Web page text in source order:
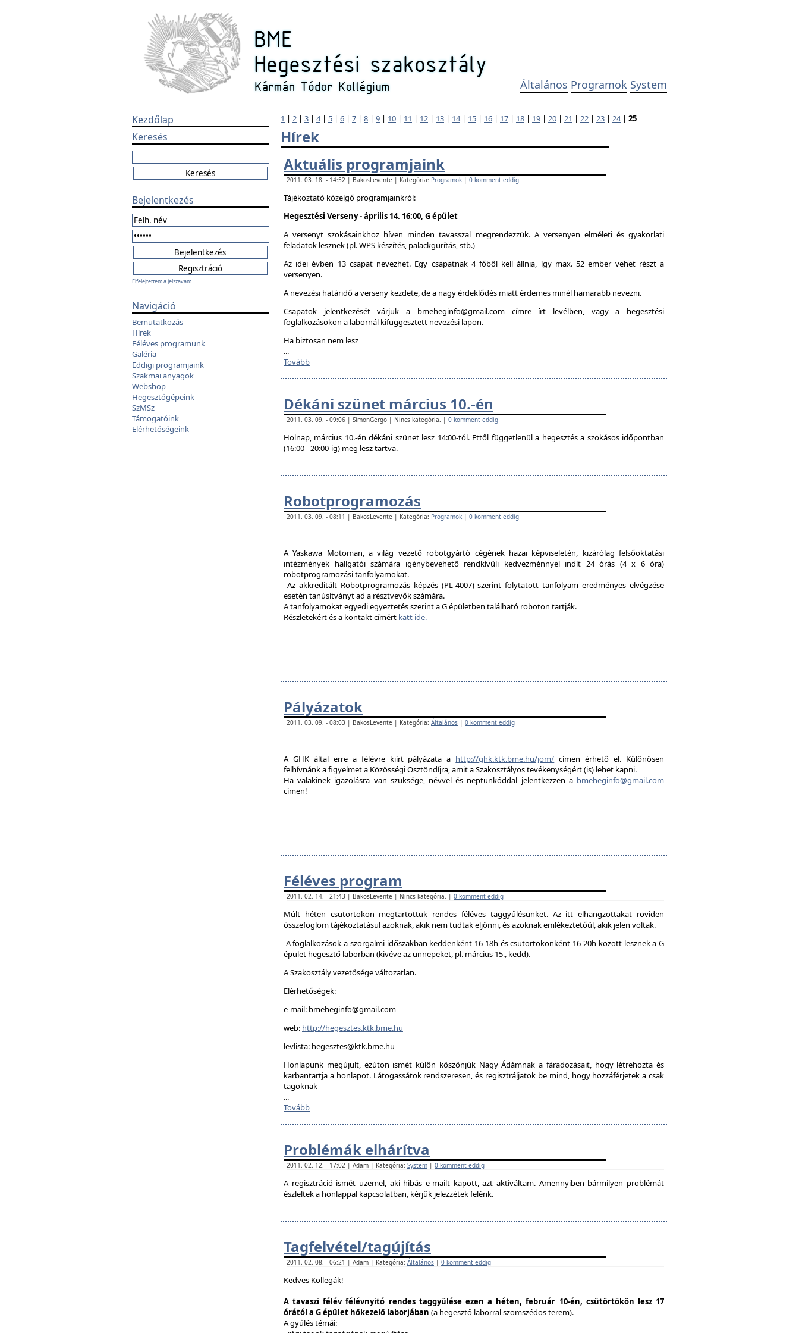
Általános Programok System
Kezdőlap
Keresés
Bejelentkezés
Elfelejtettem a jelszavam...
Navigáció
Bemutatkozás
Hírek
Féléves programunk
Galéria
Eddigi programjaink
Szakmai anyagok
Webshop
Hegesztőgépeink
SzMSz
Támogatóink
Elérhetőségeink
1 | 2 | 3 | 4| 5 | 6 | 7 | 8 | 9 | 10 | 11 | 12 | 13 | 14| 15 | 16 | 17 | 18 | 19 | 20 | 21 | 22 | 23 | 24| 25
Hírek
Aktuális programjaink
2011. 03. 18. - 14:52 | BakosLevente | Kategória: Programok | 0 komment eddig
Tájékoztató közelgő programjainkról:
Hegesztési Verseny - április 14. 16:00, G épület
A versenyt szokásainkhoz híven minden tavasszal megrendezzük. A versenyen elméleti és gyakorlati
feladatok lesznek (pl. WPS készítés, palackgurítás, stb.)
Az idei évben 13 csapat nevezhet. Egy csapatnak 4 főből kell állnia, így max. 52 ember vehet részt a
versenyen.
A nevezési határidő a verseny kezdete, de a nagy érdeklődés miatt érdemes minél hamarabb nevezni.
Csapatok jelentkezését várjuk a bmeheginfo@gmail.com címre írt levélben, vagy a hegesztési
foglalkozásokon a labornál kifüggesztett nevezési lapon.
Ha biztosan nem lesz
...
Tovább
Dékáni szünet március 10.-én
2011. 03. 09. - 09:06 | SimonGergo | Nincs kategória. | 0 komment eddig
Holnap, március 10.-én dékáni szünet lesz 14:00-tól. Ettől függetlenül a hegesztés a szokásos időpontban
(16:00 - 20:00-ig) meg lesz tartva.
Robotprogramozás
2011. 03. 09. - 08:11 | BakosLevente | Kategória: Programok | 0 komment eddig
A Yaskawa Motoman, a világ vezető robotgyártó cégének hazai képviseletén, kizárólag felsőoktatási
intézmények hallgatói számára igénybevehető rendkívüli kedvezménnyel indít 24 órás (4 x 6 óra)
robotprogramozási tanfolyamokat.
Az akkreditált Robotprogramozás képzés (PL-4007) szerint folytatott tanfolyam eredményes elvégzése
esetén tanúsítványt ad a résztvevők számára.
A tanfolyamokat egyedi egyeztetés szerint a G épületben található roboton tartják.
Részletekért és a kontakt címért katt ide.
Pályázatok
2011. 03. 09. - 08:03 | BakosLevente | Kategória: Általános | 0 komment eddig
A GHK által erre a félévre kiírt pályázata a http://ghk.ktk.bme.hu/jom/ címen érhető el. Különösen
felhívnánk a figyelmet a Közösségi Ösztöndíjra, amit a Szakosztályos tevékenységért (is) lehet kapni.
Ha valakinek igazolásra van szüksége, névvel és neptunkóddal jelentkezzen a bmeheginfo@gmail.com
címen!
Féléves program
2011. 02. 14. - 21:43 | BakosLevente | Nincs kategória. | 0 komment eddig
Múlt héten csütörtökön megtartottuk rendes féléves taggyűlésünket. Az itt elhangzottakat röviden
összefoglom tájékoztatásul azoknak, akik nem tudtak eljönni, és azoknak emlékeztetőül, akik jelen voltak.
A foglalkozások a szorgalmi időszakban keddenként 16-18h és csütörtökönként 16-20h között lesznek a G
épület hegesztő laborban (kivéve az ünnepeket, pl. március 15., kedd).
A Szakosztály vezetősége változatlan.
Elérhetőségek:
e-mail: bmeheginfo@gmail.com
web: http://hegesztes.ktk.bme.hu
levlista: hegesztes@ktk.bme.hu
Honlapunk megújult, ezúton ismét külön köszönjük Nagy Ádámnak a fáradozásait, hogy létrehozta és
karbantartja a honlapot. Látogassátok rendszeresen, és regisztráljatok be mind, hogy hozzáférjetek a csak
tagoknak
...
Tovább
Problémák elhárítva
2011. 02. 12. - 17:02 | Adam | Kategória: System | 0 komment eddig
A regisztráció ismét üzemel, aki hibás e-mailt kapott, azt aktiváltam. Amennyiben bármilyen problémát
észleltek a honlappal kapcsolatban, kérjük jelezzétek felénk.
Tagfelvétel/tagújítás
2011. 02. 08. - 06:21 | Adam | Kategória: Általános | 0 komment eddig
Kedves Kollegák!
A tavaszi félév félévnyitó rendes taggyűlése ezen a héten, február 10-én, csütörtökön lesz 17
órától a G épület hőkezelő laborjában (a hegesztő laborral szomszédos terem).
A gyűlés témái: